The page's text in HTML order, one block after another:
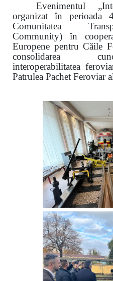
Evenimentul
organizat în perioada
Comunitatea
Community) în
Europene pentru Căile
consolidarea
interoperabilitatea
Patrulea Pachet Feroviar